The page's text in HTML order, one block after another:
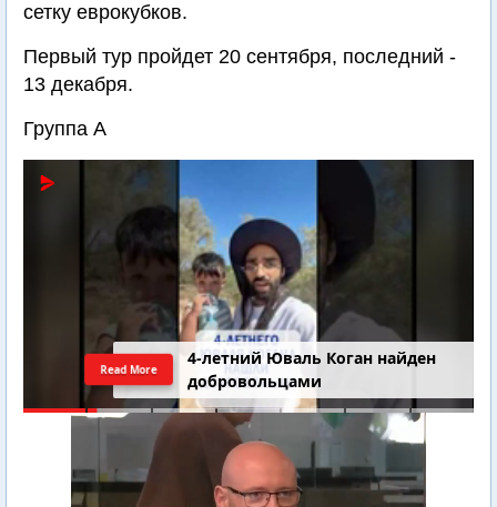
сетку еврокубков.
Первый тур пройдет 20 сентября, последний -
13 декабря.
Группа A
4-летний Юваль Коган найден
добровольцами
Read More